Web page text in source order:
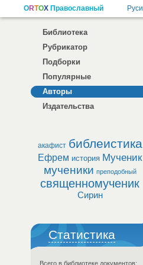
Библиотека
Рубрикатор
Подборки
Популярные
Авторы
Издательства
акафист библеистика
Ефрем история Мученик
мученики преподобный
священномученик
Сирин
Статистика
Всего в библиотеке документов: